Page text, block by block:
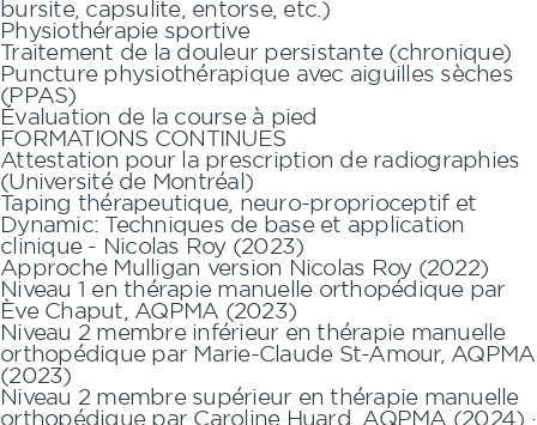
bursite, capsulite, entorse, etc.)
Physiothérapie sportive
Traitement de la douleur persistante (chronique)
Puncture physiothérapique avec aiguilles sèches
(PPAS)
Évaluation de la course à pied
FORMATIONS CONTINUES
Attestation pour la prescription de radiographies
(Université de Montréal)
Taping thérapeutique, neuro-proprioceptif et
Dynamic: Techniques de base et application
clinique - Nicolas Roy (2023)
Approche Mulligan version Nicolas Roy (2022)
Niveau 1 en thérapie manuelle orthopédique par
Ève Chaput, AQPMA (2023)
Niveau 2 membre inférieur en thérapie manuelle
orthopédique par Marie-Claude St-Amour, AQPMA
(2023)
Niveau 2 membre supérieur en thérapie manuelle
orthopédique par Caroline Huard, AQPMA (2024) ·